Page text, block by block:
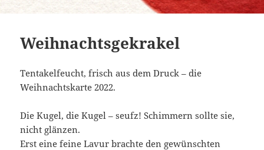
Weihnachtsgekrakel
Tentakelfeucht, frisch aus dem Druck – die
Weihnachtskarte 2022.
Die Kugel, die Kugel – seufz! Schimmern sollte sie,
nicht glänzen.
Erst eine feine Lavur brachte den gewünschten